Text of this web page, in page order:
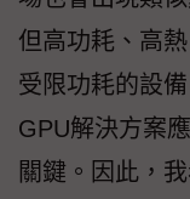
但高功耗、高
受限功耗的設
GPU解決方案
關鍵。因此，